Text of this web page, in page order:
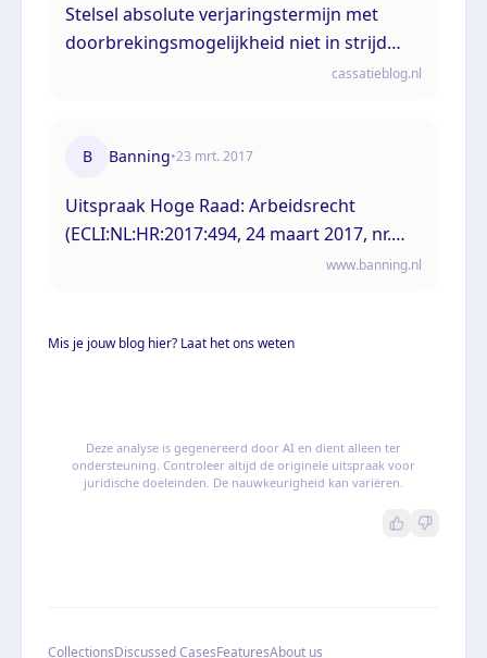
Stelsel absolute verjaringstermijn met
doorbrekingsmogelijkheid niet in strijd
cassatieblog.nl
B Banning•23 mrt. 2017
Uitspraak Hoge Raad: Arbeidsrecht
(ECLI:NL:HR:2017:494, 24 maart 2017, nr.
www.banning.nl
Mis je jouw blog hier? Laat het ons weten
Deze analyse is gegenereerd door AI en dient alleen ter
ondersteuning. Controleer altijd de originele uitspraak voor
juridische doeleinden. De nauwkeurigheid kan variëren.
CollectionsDiscussed CasesFeaturesAbout us